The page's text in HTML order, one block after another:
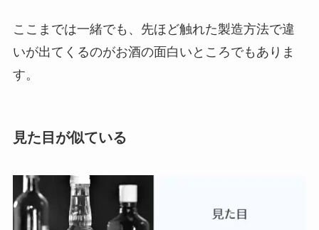
ここまでは一緒でも、先ほど触れた製造方法で違
いが出てくるのがお酒の面白いところでもありま
す。
見た目が似ている